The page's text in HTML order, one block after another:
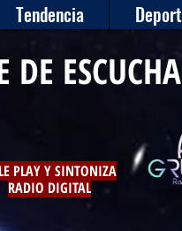
Tendencia
PLAY Y SINTONIZA
RADIO DIGITAL